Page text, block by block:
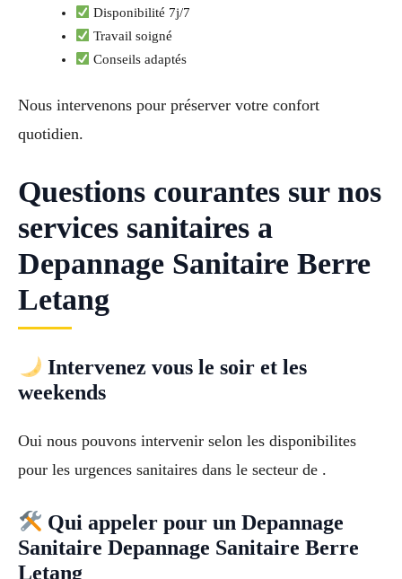
Disponibilité 7j/7
Travail soigné
Conseils adaptés
Nous intervenons pour préserver votre confort
quotidien.
Questions courantes sur nos
services sanitaires a
Depannage Sanitaire Berre
Letang
Intervenez vous le soir et les
weekends
Oui nous pouvons intervenir selon les disponibilites
pour les urgences sanitaires dans le secteur de .
Qui appeler pour un Depannage
Sanitaire Depannage Sanitaire Berre
Letang